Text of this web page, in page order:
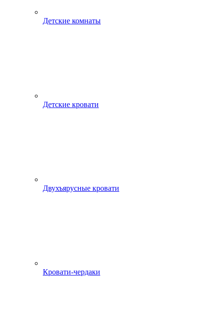
Детские комнаты
Детские кровати
Двухъярусные кровати
Кровати-чердаки